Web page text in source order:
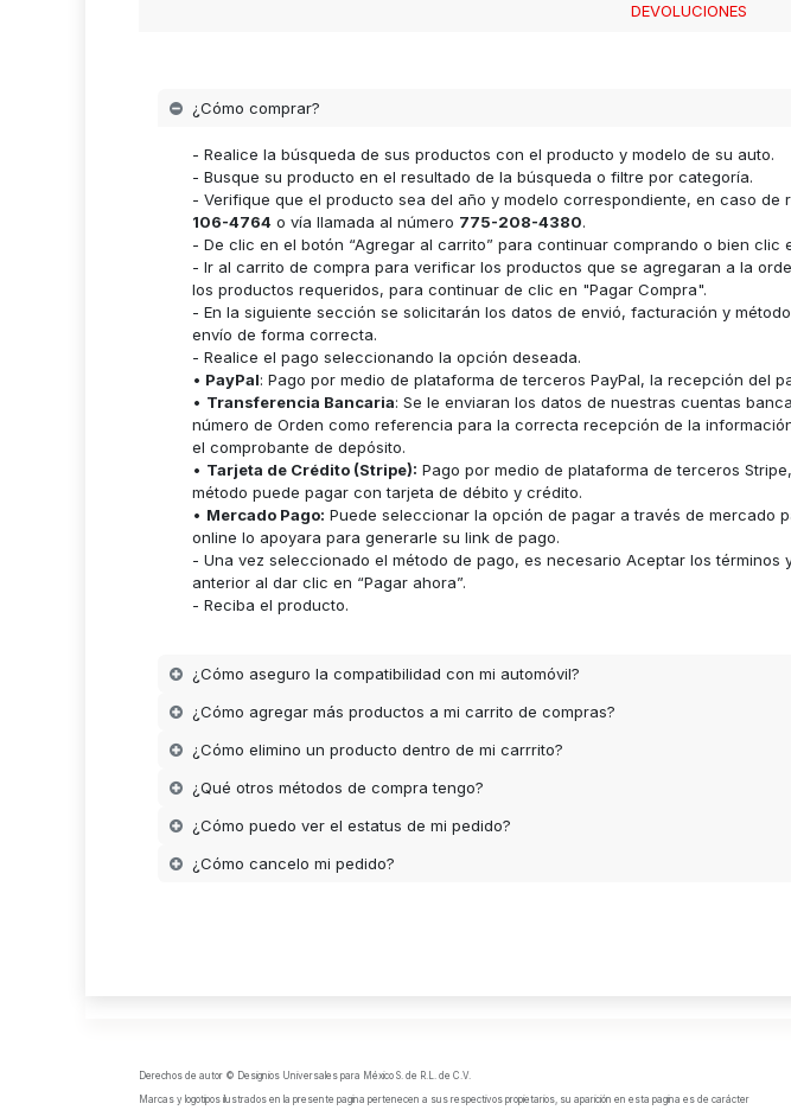
DEVOLUCIONES
¿Cómo comprar?
- Realice la búsqueda de sus productos con el producto y modelo de su auto.
- Busque su producto en el resultado de la búsqueda o filtre por categoría.
- Verifique que el producto sea del año y modelo correspondiente, en caso
106-4764 o vía llamada al número 775-208-4380.
- De clic en el botón “Agregar al carrito” para continuar comprando o bien clic
- Ir al carrito de compra para verificar los productos que se agregaran a la
los productos requeridos, para continuar de clic en "Pagar Compra".
- En la siguiente sección se solicitarán los datos de envió, facturación y
envío de forma correcta.
- Realice el pago seleccionando la opción deseada.
• PayPal: Pago por medio de plataforma de terceros PayPal, la recepción del
• Transferencia Bancaria: Se le enviaran los datos de nuestras cuentas
número de Orden como referencia para la correcta recepción de la
el comprobante de depósito.
• Tarjeta de Crédito (Stripe): Pago por medio de plataforma de terceros
método puede pagar con tarjeta de débito y crédito.
• Mercado Pago: Puede seleccionar la opción de pagar a través de mercado
online lo apoyara para generarle su link de pago.
- Una vez seleccionado el método de pago, es necesario Aceptar los
anterior al dar clic en “Pagar ahora”.
- Reciba el producto.
¿Cómo aseguro la compatibilidad con mi automóvil?
¿Cómo agregar más productos a mi carrito de compras?
¿Cómo elimino un producto dentro de mi carrrito?
¿Qué otros métodos de compra tengo?
¿Cómo puedo ver el estatus de mi pedido?
¿Cómo cancelo mi pedido?
Derechos de autor © Designios Universales para México S. de R.L. de C.V.
Marcas y logotipos ilustrados en la presente pagina pertenecen a sus respectivos propietarios, su aparición en esta pagina es de carácter